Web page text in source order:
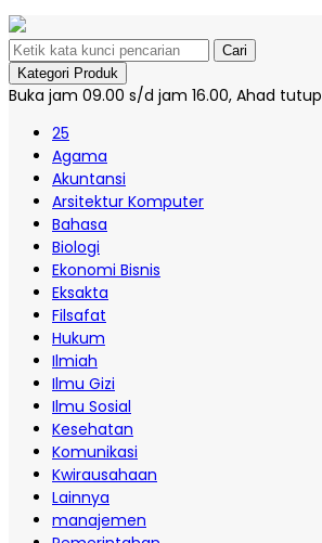
Cari
Kategori Produk
Buka jam 09.00 s/d jam 16.00, Ahad tutup
25
Agama
Akuntansi
Arsitektur Komputer
Bahasa
Biologi
Ekonomi Bisnis
Eksakta
Filsafat
Hukum
Ilmiah
Ilmu Gizi
Ilmu Sosial
Kesehatan
Komunikasi
Kwirausahaan
Lainnya
manajemen